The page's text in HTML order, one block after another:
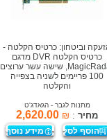
וביטחון: כרטיס הקלטה -
כרטיס הקלטה DVR מדגם
MagicRadar, שישה עשר ערוצים
100 פריימים לשניה בצפייה
והקלטה
מתנות לגבר - הגאדג'ט
מחיר :
₪
2,620.00
הוסף לסל מידע נוסף